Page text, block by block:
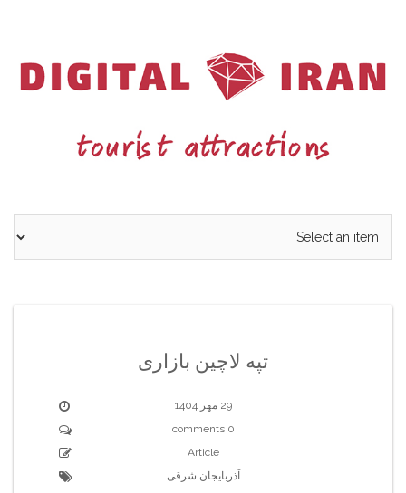
تپه لاچین بازاری
29 مهر 1404
0 comments
Article
آذربایجان شرقی